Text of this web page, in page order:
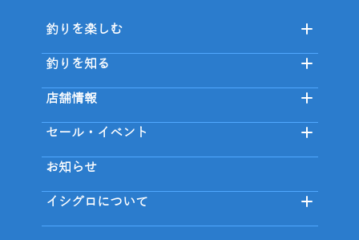
釣りを楽しむ
釣りを知る
店舗情報
セール・イベント
お知らせ
イシグロについて